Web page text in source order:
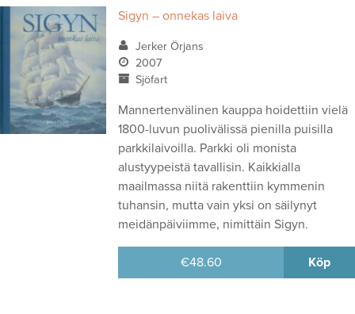
Sigyn – onnekas laiva
Jerker Örjans
2007
Sjöfart
Mannertenvälinen kauppa hoidettiin vielä
1800-luvun puolivälissä pienilla puisilla
parkkilaivoilla. Parkki oli monista
alustyypeistä tavallisin. Kaikkialla
maailmassa niitä rakenttiin kymmenin
tuhansin, mutta vain yksi on säilynyt
meidänpäiviimme, nimittäin Sigyn.
€48.60 Köp